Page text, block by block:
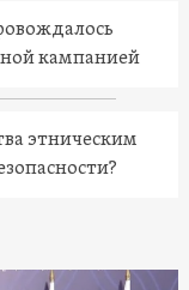
кампанией
этническим